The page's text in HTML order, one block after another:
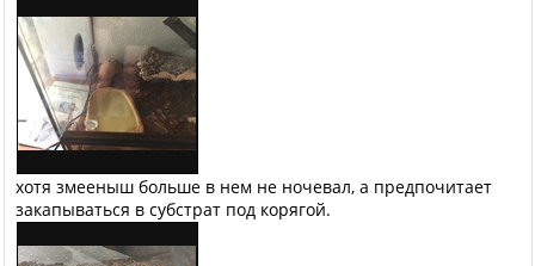
хотя змееныш больше в нем не ночевал, а предпочитает
закапываться в субстрат под корягой.